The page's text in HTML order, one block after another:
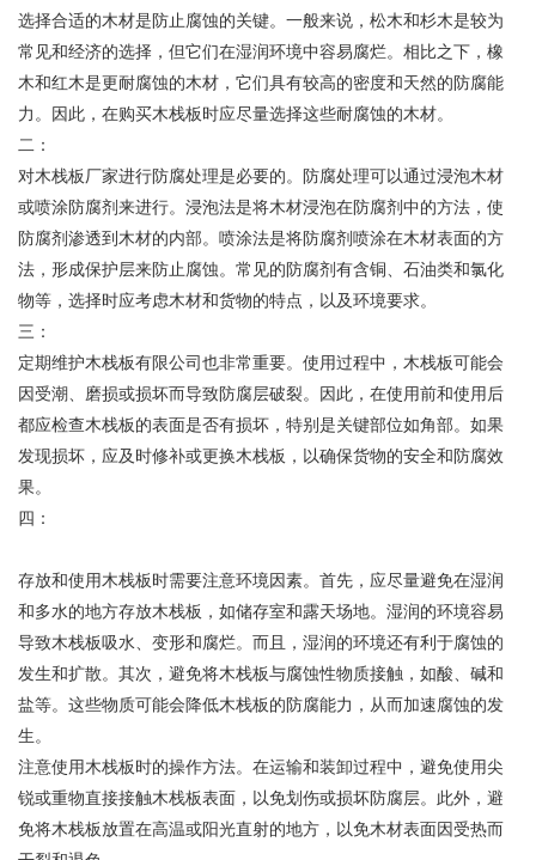
选择合适的木材是防止腐蚀的关键。一般来说，松木和杉木是较为
常见和经济的选择，但它们在湿润环境中容易腐烂。相比之下，橡
木和红木是更耐腐蚀的木材，它们具有较高的密度和天然的防腐能
力。因此，在购买木栈板时应尽量选择这些耐腐蚀的木材。
二：
对木栈板厂家进行防腐处理是必要的。防腐处理可以通过浸泡木材
或喷涂防腐剂来进行。浸泡法是将木材浸泡在防腐剂中的方法，使
防腐剂渗透到木材的内部。喷涂法是将防腐剂喷涂在木材表面的方
法，形成保护层来防止腐蚀。常见的防腐剂有含铜、石油类和氯化
物等，选择时应考虑木材和货物的特点，以及环境要求。
三：
定期维护木栈板有限公司也非常重要。使用过程中，木栈板可能会
因受潮、磨损或损坏而导致防腐层破裂。因此，在使用前和使用后
都应检查木栈板的表面是否有损坏，特别是关键部位如角部。如果
发现损坏，应及时修补或更换木栈板，以确保货物的安全和防腐效
果。
四：
存放和使用木栈板时需要注意环境因素。首先，应尽量避免在湿润
和多水的地方存放木栈板，如储存室和露天场地。湿润的环境容易
导致木栈板吸水、变形和腐烂。而且，湿润的环境还有利于腐蚀的
发生和扩散。其次，避免将木栈板与腐蚀性物质接触，如酸、碱和
盐等。这些物质可能会降低木栈板的防腐能力，从而加速腐蚀的发
生。
注意使用木栈板时的操作方法。在运输和装卸过程中，避免使用尖
锐或重物直接接触木栈板表面，以免划伤或损坏防腐层。此外，避
免将木栈板放置在高温或阳光直射的地方，以免木材表面因受热而